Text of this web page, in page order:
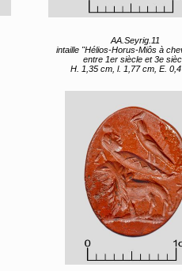
AA.Seyrig.11
intaille "Hélios-Horus-Miôs à cheval sur
entre 1er siècle et 3e
H. 1,35 cm, l. 1,77 cm, E.